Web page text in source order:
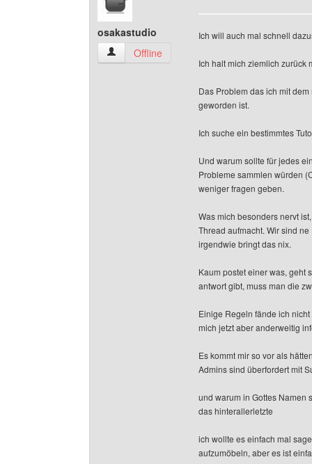
osakastudio
osakastudio Benutzer-Profile anzeigen
Offline
Ich will auch mal schnell
Ich halt mich ziemlich zurück
Das Problem das ich mit
geworden ist.
Ich suche ein bestimmtes
Und warum sollte für jedes
Probleme sammlen würden
weniger fragen geben.
Was mich besonders nervt
Thread aufmacht. Wir sind
irgendwie bringt das nix.
Kaum postet einer was, geht
antwort gibt, muss man die
Einige Regeln fände ich
mich jetzt aber anderweitig
Es kommt mir so vor als
Admins sind überfordert mit
und warum in Gottes Namen
das hinterallerletzte
ich wollte es einfach mal
aufzumöbeln, aber es ist